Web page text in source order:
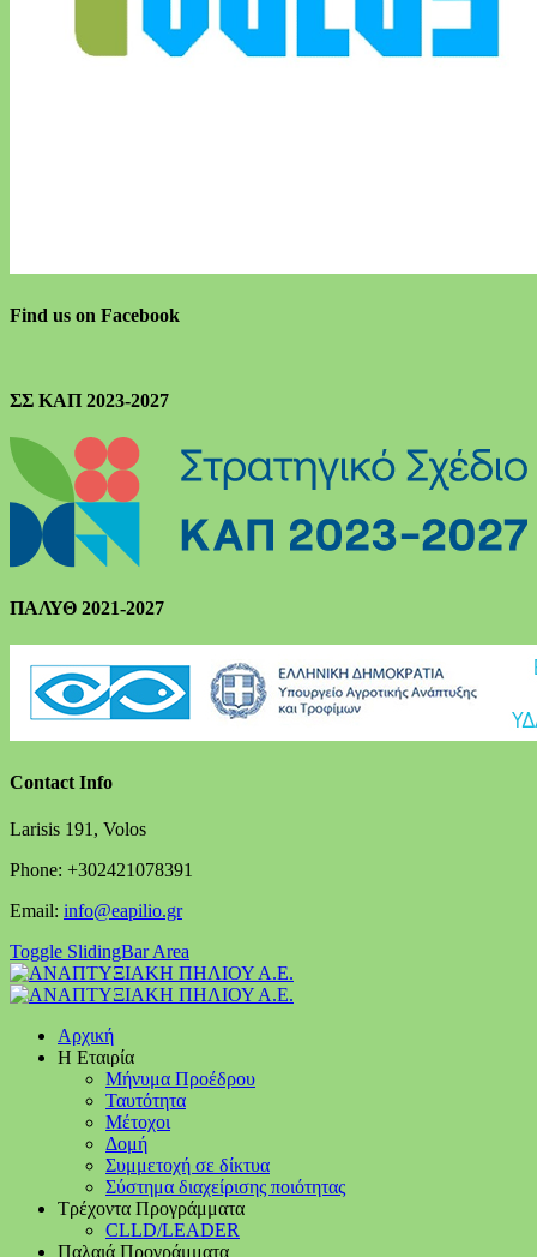
Find us on Facebook
ΣΣ ΚΑΠ 2023-2027
ΠΑΛΥΘ 2021-2027
Contact Info
Larisis 191, Volos
Phone: +302421078391
Email: info@eapilio.gr
Toggle SlidingBar Area
Αρχική
Η Εταιρία
Μήνυμα Προέδρου
Ταυτότητα
Μέτοχοι
Δομή
Συμμετοχή σε δίκτυα
Σύστημα διαχείρισης ποιότητας
Τρέχοντα Προγράμματα
CLLD/LEADER
Παλαιά Προγράμματα